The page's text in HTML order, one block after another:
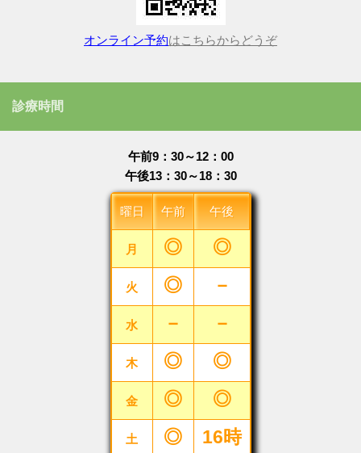
オンライン予約はこちらからどうぞ
診療時間
午前9：30～12：00
午後13：30～18：30
曜日 午前 午後
月 ◎ ◎
火 ◎ －
水 － －
木 ◎ ◎
金 ◎ ◎
土 ◎ 16時